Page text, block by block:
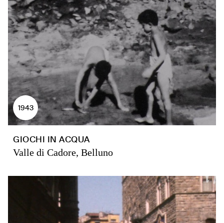
1943
GIOCHI IN ACQUA
Valle di Cadore, Belluno